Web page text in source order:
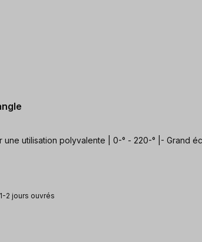
une utilisation polyvalente | 0-° - 220-° |- Grand
2 jours ouvrés